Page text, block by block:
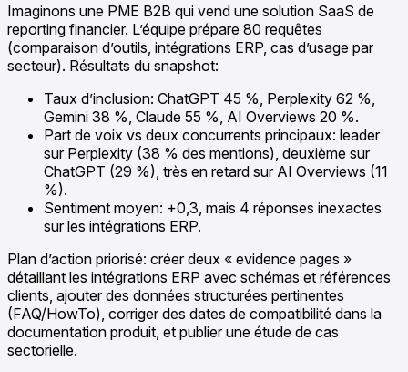
Imaginons une PME B2B qui vend une solution SaaS de
reporting financier. L’équipe prépare 80 requêtes
(comparaison d’outils, intégrations ERP, cas d’usage par
secteur). Résultats du snapshot:
Taux d’inclusion: ChatGPT 45 %, Perplexity 62 %,
Gemini 38 %, Claude 55 %, AI Overviews 20 %.
Part de voix vs deux concurrents principaux: leader
sur Perplexity (38 % des mentions), deuxième sur
ChatGPT (29 %), très en retard sur AI Overviews (11
%).
Sentiment moyen: +0,3, mais 4 réponses inexactes
sur les intégrations ERP.
Plan d’action priorisé: créer deux « evidence pages »
détaillant les intégrations ERP avec schémas et références
clients, ajouter des données structurées pertinentes
(FAQ/HowTo), corriger des dates de compatibilité dans la
documentation produit, et publier une étude de cas
sectorielle.